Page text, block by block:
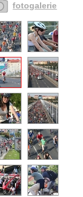
fotogalerie